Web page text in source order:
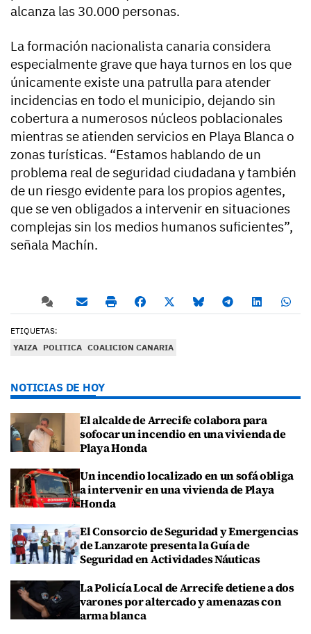
alcanza las 30.000 personas.
La formación nacionalista canaria considera
especialmente grave que haya turnos en los que
únicamente existe una patrulla para atender
incidencias en todo el municipio, dejando sin
cobertura a numerosos núcleos poblacionales
mientras se atienden servicios en Playa Blanca o
zonas turísticas. “Estamos hablando de un
problema real de seguridad ciudadana y también
de un riesgo evidente para los propios agentes,
que se ven obligados a intervenir en situaciones
complejas sin los medios humanos suficientes”,
señala Machín.
ETIQUETAS:
YAIZA POLITICA COALICION CANARIA
NOTICIAS DE HOY
El alcalde de Arrecife colabora para
sofocar un incendio en una vivienda de
Playa Honda
Un incendio localizado en un sofá obliga
a intervenir en una vivienda de Playa
Honda
El Consorcio de Seguridad y Emergencias
de Lanzarote presenta la Guía de
Seguridad en Actividades Náuticas
La Policía Local de Arrecife detiene a dos
varones por altercado y amenazas con
arma blanca